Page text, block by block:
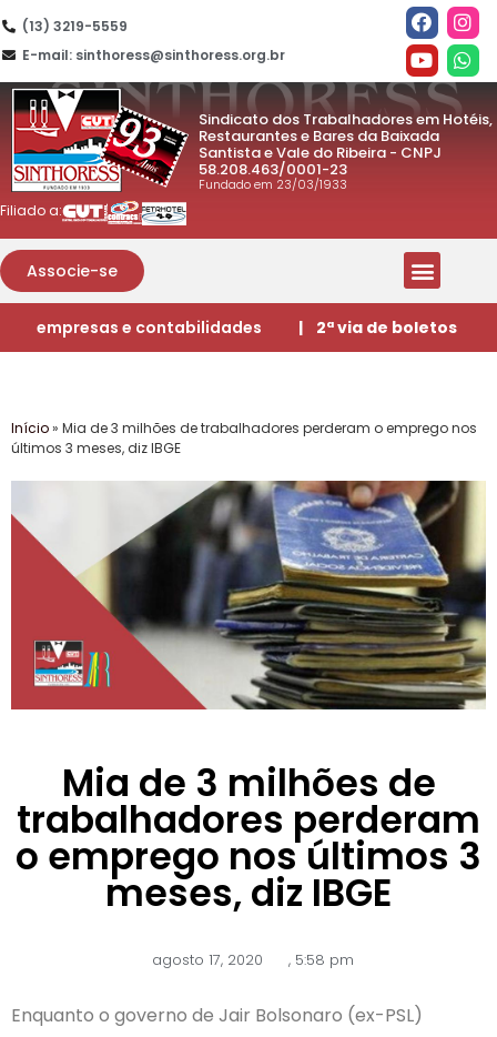
(13) 3219-5559
E-mail: sinthoress@sinthoress.org.br
Sindicato dos Trabalhadores em Hotéis,
Restaurantes e Bares da Baixada
Santista e Vale do Ribeira - CNPJ
58.208.463/0001-23
Fundado em 23/03/1933
Filiado a:
Associe-se
empresas e contabilidades | 2ª via de boletos
Início» Mia de 3 milhões de trabalhadores perderam o emprego nos
últimos 3 meses, diz IBGE
Mia de 3 milhões de
trabalhadores perderam
o emprego nos últimos 3
meses, diz IBGE
agosto 17, 2020 , 5:58 pm
Enquanto o governo de Jair Bolsonaro (ex-PSL)